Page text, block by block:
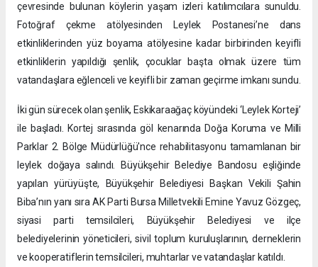
çevresinde bulunan köylerin yaşam izleri katılımcılara sunuldu.
Fotoğraf çekme atölyesinden Leylek Postanesi’ne dans
etkinliklerinden yüz boyama atölyesine kadar birbirinden keyifli
etkinliklerin yapıldığı şenlik, çocuklar başta olmak üzere tüm
vatandaşlara eğlenceli ve keyifli bir zaman geçirme imkanı sundu.
İki gün sürecek olan şenlik, Eskikaraağaç köyündeki ‘Leylek Korteji’
ile başladı. Kortej sırasında göl kenarında Doğa Koruma ve Milli
Parklar 2. Bölge Müdürlüğü'nce rehabilitasyonu tamamlanan bir
leylek doğaya salındı. Büyükşehir Belediye Bandosu eşliğinde
yapılan yürüyüşte, Büyükşehir Belediyesi Başkan Vekili Şahin
Biba’nın yanı sıra AK Parti Bursa Milletvekili Emine Yavuz Gözgeç,
siyasi parti temsilcileri, Büyükşehir Belediyesi ve ilçe
belediyelerinin yöneticileri, sivil toplum kuruluşlarının, derneklerin
ve kooperatiflerin temsilcileri, muhtarlar ve vatandaşlar katıldı.